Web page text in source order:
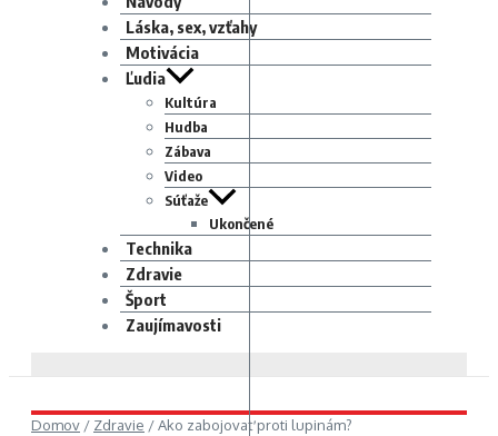
Láska, sex, vzťahy
Motivácia
Ľudia
Kultúra
Hudba
Zábava
Video
Súťaže
Ukončené
Technika
Zdravie
Šport
Zaujímavosti
Domov / Zdravie /Ako zabojovať proti lupinám?